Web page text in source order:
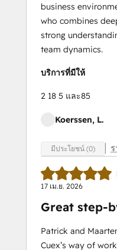
business
who combines
strong
team dynamics.
บริการที่มีให้
2 18 5 และ85
Koerssen, L.
มีประโยชน์ (0)
17 เม.ย. 2026
Great step-
Patrick and
Cuex’s way of